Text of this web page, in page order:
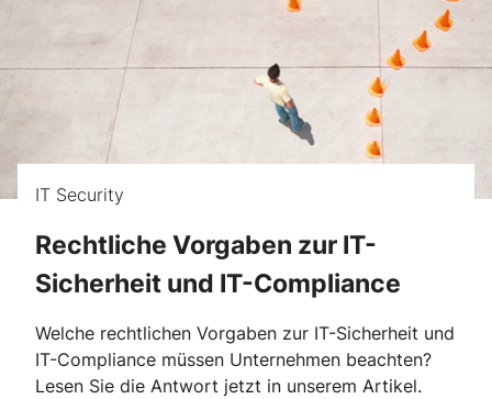
IT Security
Rechtliche Vorgaben zur IT-
Sicherheit und IT-Compliance
Welche rechtlichen Vorgaben zur IT-Sicherheit und
IT-Compliance müssen Unternehmen beachten?
Lesen Sie die Antwort jetzt in unserem Artikel.